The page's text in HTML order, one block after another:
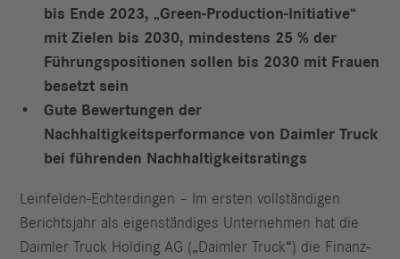
bis Ende 2023, „Green-Production-Initiative“
mit Zielen bis 2030, mindestens 25 % der
Führungspositionen sollen bis 2030 mit Frauen
besetzt sein
Gute Bewertungen der
Nachhaltigkeitsperformance von Daimler Truck
bei führenden Nachhaltigkeitsratings
Leinfelden-Echterdingen – Im ersten vollständigen
Berichtsjahr als eigenständiges Unternehmen hat die
Daimler Truck Holding AG („Daimler Truck“) die Finanz-